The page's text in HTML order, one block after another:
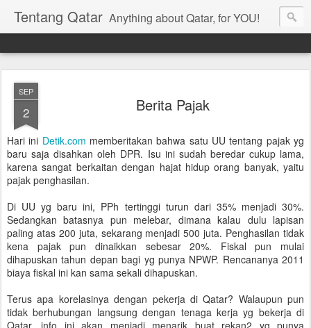
Tentang Qatar Anything about Qatar, for YOU!
SEP
2 Berita Pajak
Hari ini Detik.com memberitakan bahwa satu UU tentang pajak yg
baru saja disahkan oleh DPR. Isu ini sudah beredar cukup lama,
karena sangat berkaitan dengan hajat hidup orang banyak, yaitu
pajak penghasilan.
Di UU yg baru ini, PPh tertinggi turun dari 35% menjadi 30%.
Sedangkan batasnya pun melebar, dimana kalau dulu lapisan
paling atas 200 juta, sekarang menjadi 500 juta. Penghasilan tidak
kena pajak pun dinaikkan sebesar 20%. Fiskal pun mulai
dihapuskan tahun depan bagi yg punya NPWP. Rencananya 2011
biaya fiskal ini kan sama sekali dihapuskan.
Terus apa korelasinya dengan pekerja di Qatar? Walaupun pun
tidak berhubungan langsung dengan tenaga kerja yg bekerja di
Qatar, info ini akan menjadi menarik buat rekan2 yg punya